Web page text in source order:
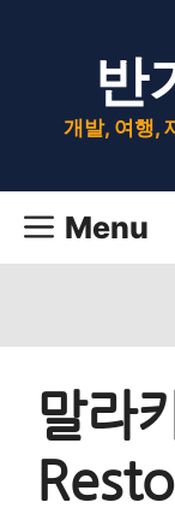
반
개발, 여행,
Menu
말라